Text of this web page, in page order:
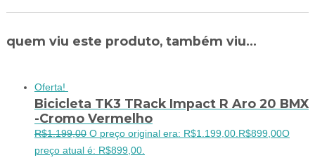
quem viu este produto, também viu...
Oferta!
Bicicleta TK3 TRack Impact R Aro 20 BMX
-Cromo Vermelho
R$1.199,00 O preço original era: R$1.199,00. R$899,00O
preço atual é: R$899,00.